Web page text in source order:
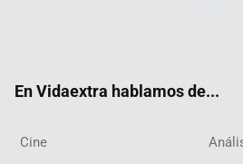
En Vidaextra hablamos de...
Cine